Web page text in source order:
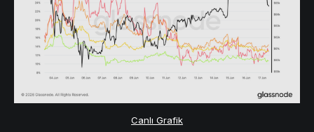
Canlı Grafik